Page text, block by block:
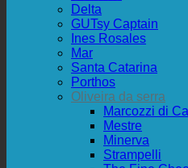
Delta
GUTsy Captain
Ines Rosales
Mar
Santa Catarina
Porthos
Oliveira da serra
Marcozzi di
Mestre
Minerva
Strampelli